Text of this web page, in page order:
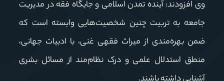
وی افزودند: آینده تمدن اسلامی و جایگاه فقه در مدیریت
جامعه به تربیت چنین شخصیت‌هایی وابسته است که
ضمن بهره‌مندی از میراث فقهی غنی، با ادبیات جهانی،
منطق استدلال علمی و درک نظام‌مند از مسائل بشری